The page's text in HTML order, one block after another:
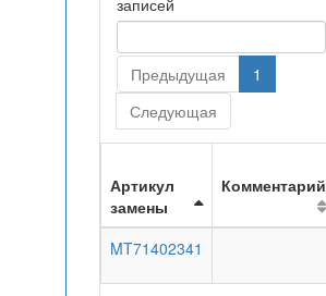
записей
Предыдущая
1
Следующая
Артикул
замены
Комментарий
MT71402341